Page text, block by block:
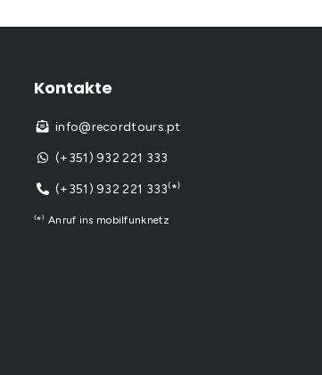
Kontakte
 info@recordtours.pt
 (+351) 932 221 333
 (+351) 932 221 333⁽*⁾
⁽*⁾ Anruf ins mobilfunknetz